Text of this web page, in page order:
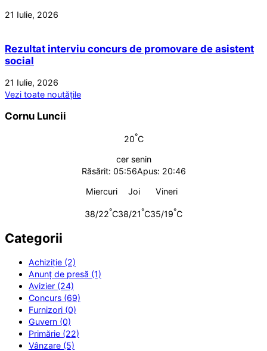
21 Iulie, 2026
Rezultat interviu concurs de promovare de asistent
social
21 Iulie, 2026
Vezi toate noutățile
Cornu Luncii
20°C
cer senin
Răsărit: 05:56Apus: 20:46
Miercuri
38/22°C
Joi
38/21°C
Vineri
35/19°C
Categorii
Achiziție (2)
Anunț de presă (1)
Avizier (24)
Concurs (69)
Furnizori (0)
Guvern (0)
Primărie (22)
Vânzare (5)